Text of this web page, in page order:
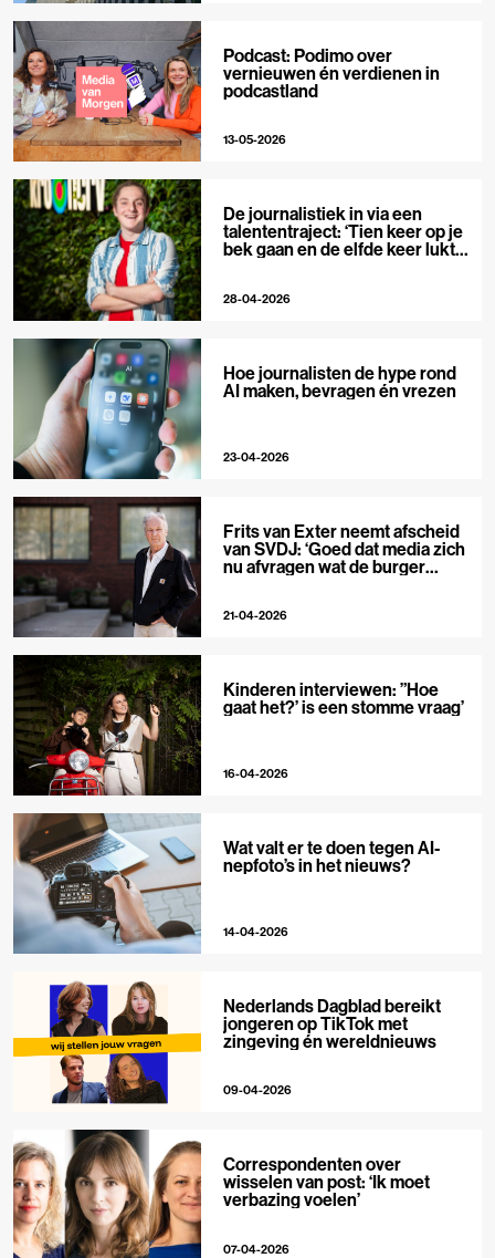
Podcast: Podimo over
vernieuwen én verdienen in
podcastland
13-05-2026
De journalistiek in via een
talententraject: ‘Tien keer op je
bek gaan en de elfde keer lukt
28-04-2026
Hoe journalisten de hype rond
AI maken, bevragen én vrezen
23-04-2026
Frits van Exter neemt afscheid
van SVDJ: ‘Goed dat media zich
nu afvragen wat de burger
21-04-2026
Kinderen interviewen: ”Hoe
gaat het?’ is een stomme vraag’
16-04-2026
Wat valt er te doen tegen AI-
nepfoto’s in het nieuws?
14-04-2026
Nederlands Dagblad bereikt
jongeren op TikTok met
zingeving én wereldnieuws
09-04-2026
Correspondenten over
wisselen van post: ‘Ik moet
verbazing voelen’
07-04-2026